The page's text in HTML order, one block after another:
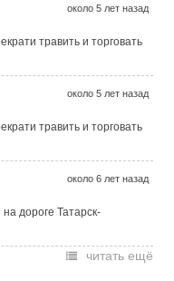
около 5 лет назад
травить и торговать
около 5 лет назад
травить и торговать
около 6 лет назад
дороге Татарск-
читать ещё